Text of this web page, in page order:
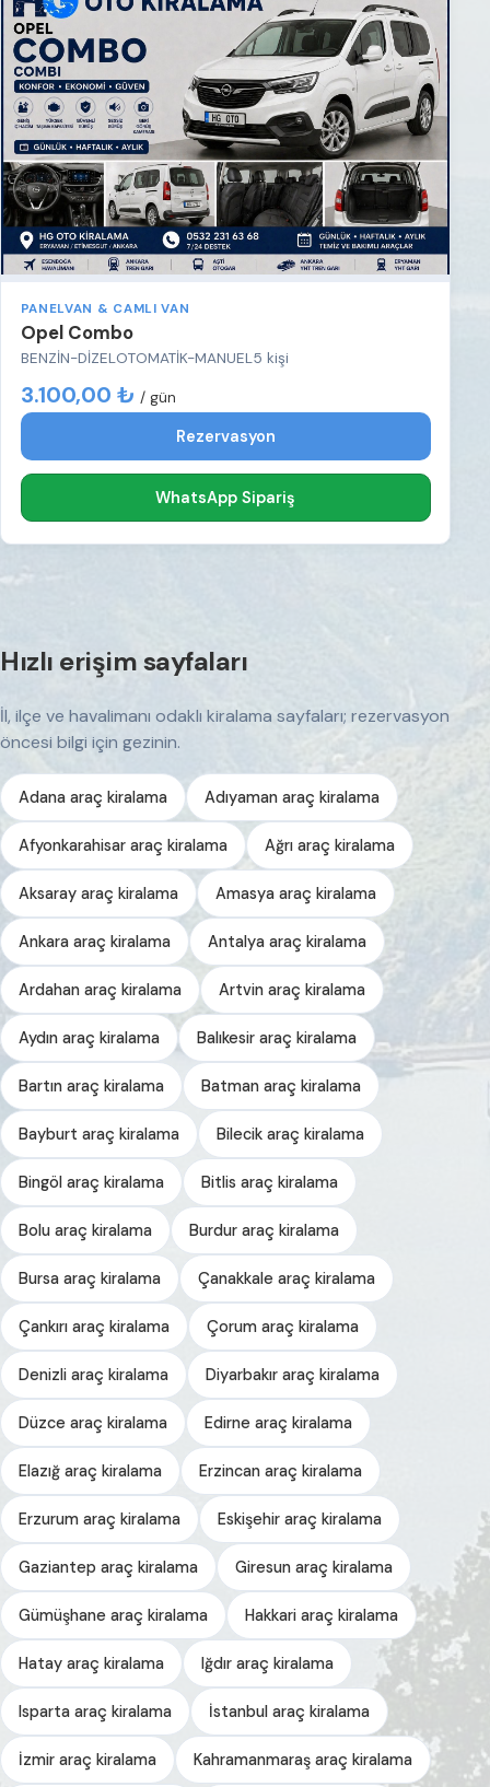
PANELVAN & CAMLI VAN
Opel Combo
BENZİN-DİZELOTOMATİK-MANUEL5 kişi
3.100,00 ₺ / gün
Rezervasyon
WhatsApp Sipariş
Hızlı erişim sayfaları
İl, ilçe ve havalimanı odaklı kiralama sayfaları; rezervasyon
öncesi bilgi için gezinin.
Adana araç kiralama Adıyaman araç kiralama
Afyonkarahisar araç kiralama Ağrı araç kiralama
Aksaray araç kiralama Amasya araç kiralama
Ankara araç kiralama Antalya araç kiralama
Ardahan araç kiralama Artvin araç kiralama
Aydın araç kiralama Balıkesir araç kiralama
Bartın araç kiralama Batman araç kiralama
Bayburt araç kiralama Bilecik araç kiralama
Bingöl araç kiralama Bitlis araç kiralama
Bolu araç kiralama Burdur araç kiralama
Bursa araç kiralama Çanakkale araç kiralama
Çankırı araç kiralama Çorum araç kiralama
Denizli araç kiralama Diyarbakır araç kiralama
Düzce araç kiralama Edirne araç kiralama
Elazığ araç kiralama Erzincan araç kiralama
Erzurum araç kiralama Eskişehir araç kiralama
Gaziantep araç kiralama Giresun araç kiralama
Gümüşhane araç kiralama Hakkari araç kiralama
Hatay araç kiralama Iğdır araç kiralama
Isparta araç kiralama İstanbul araç kiralama
İzmir araç kiralama Kahramanmaraş araç kiralama